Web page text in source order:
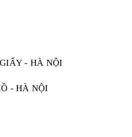
- HÀ NỘI
- HÀ NỘI